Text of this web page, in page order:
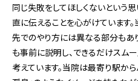
同じ失敗をしてほしくないという
直に伝えることを心がけています
先でのやり方には異なる部分もあ
も事前に説明し、できるだけスム
考えています。当院は最寄り駅か